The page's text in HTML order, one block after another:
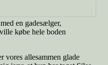
en gadesælger,
købe hele boden
vores allesammen glade